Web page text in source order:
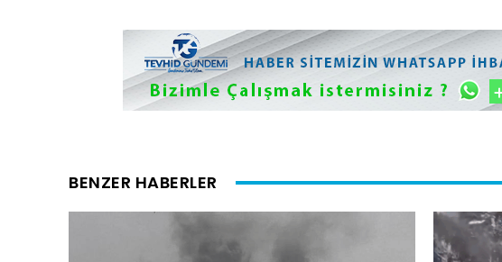
BENZER HABERLER